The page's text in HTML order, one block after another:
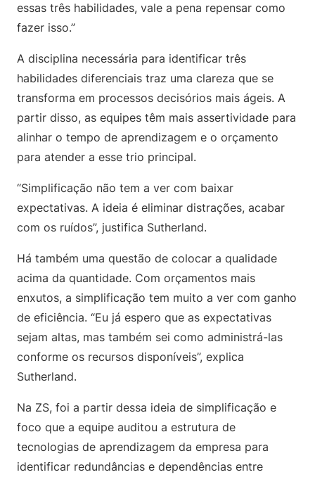
essas três habilidades, vale a pena repensar como
fazer isso.”
A disciplina necessária para identificar três
habilidades diferenciais traz uma clareza que se
transforma em processos decisórios mais ágeis. A
partir disso, as equipes têm mais assertividade para
alinhar o tempo de aprendizagem e o orçamento
para atender a esse trio principal.
“Simplificação não tem a ver com baixar
expectativas. A ideia é eliminar distrações, acabar
com os ruídos”, justifica Sutherland.
Há também uma questão de colocar a qualidade
acima da quantidade. Com orçamentos mais
enxutos, a simplificação tem muito a ver com ganho
de eficiência. “Eu já espero que as expectativas
sejam altas, mas também sei como administrá-las
conforme os recursos disponíveis”, explica
Sutherland.
Na ZS, foi a partir dessa ideia de simplificação e
foco que a equipe auditou a estrutura de
tecnologias de aprendizagem da empresa para
identificar redundâncias e dependências entre